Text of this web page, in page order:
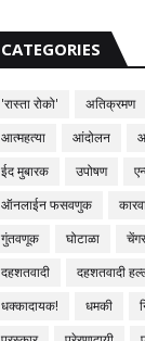
CATEGORIES
'रास्ता रोको' अतिक्रमण
आत्महत्या
आंदोलन
ईद मुबारक
उपोषण
ऑनलाईन फसवणुक
गुंतवणूक
घोटाळा
दहशतवादी
दहशतवादी
धक्कादायक!
धमकी